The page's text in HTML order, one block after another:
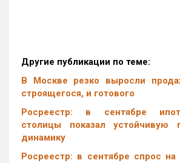
Другие публикации по теме:
В Москве резко выросли
строящегося, и готового
Росреестр: в сентябре
столицы показал устойчивую
динамику
Росреестр: в сентябре спрос на